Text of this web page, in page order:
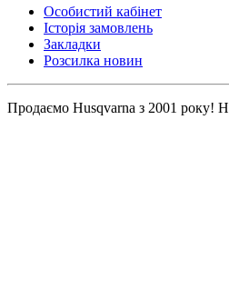
Особистий кабінет
Історія замовлень
Закладки
Розсилка новин
Продаємо Нusqvarna з 2001 року!